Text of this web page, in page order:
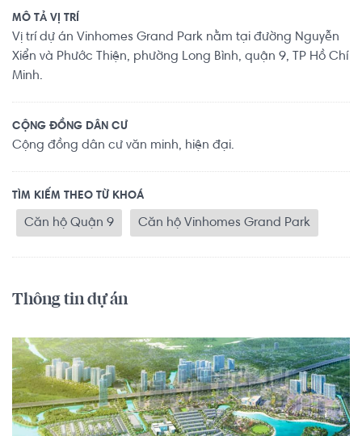
MÔ TẢ VỊ TRÍ
Vị trí dự án Vinhomes Grand Park nằm tại đường Nguyễn
Xiển và Phước Thiện, phường Long Bình, quận 9, TP Hồ Chí
Minh.
CỘNG ĐỒNG DÂN CƯ
Cộng đồng dân cư văn minh, hiện đại.
TÌM KIẾM THEO TỪ KHOÁ
Căn hộ Quận 9 Căn hộ Vinhomes Grand Park
Thông tin dự án